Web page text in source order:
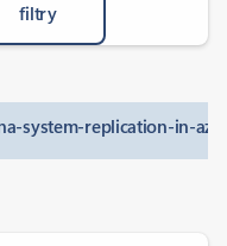
filtry
system-replication-in-